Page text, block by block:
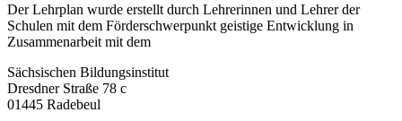
Der Lehrplan wurde erstellt durch Lehrerinnen und Lehrer der
Schulen mit dem Förderschwerpunkt geistige Entwicklung in
Zusammenarbeit mit dem
Sächsischen Bildungsinstitut
Dresdner Straße 78 c
01445 Radebeul